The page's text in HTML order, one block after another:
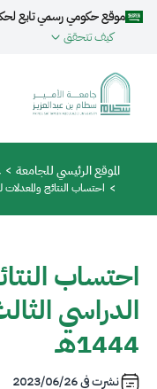
تجاوز إلى المحتوى الرئيسي
موقع حكومي رسمي تابع
كيف تتحقق
مسار التنقل
الموقع الرئيسي للجامعة
احتساب النتائج والمعدلات
احتساب
الدراسي
1444هـ
نشرت في2023/06/26